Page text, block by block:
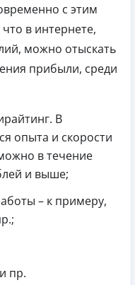
с этим
в интернете,
можно отыскать
прибыли, среди
В
опыта и скорости
в течение
и выше;
– к примеру,
пр.